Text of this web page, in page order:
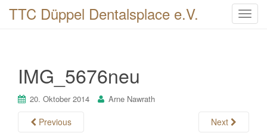
T
TTC Düppel Dentalsplace e.V.
IMG_5676neu
20. Oktober 2014 Arne Nawrath
Previous Next